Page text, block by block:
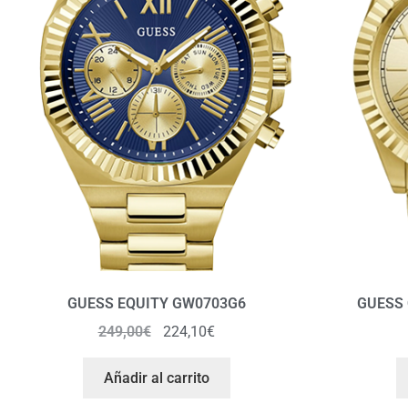
GUESS EQUITY GW0703G6
249,00€ 224,10€
Añadir al carrito
GUESS